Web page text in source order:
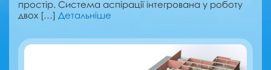
простір. Система аспірації інтегрована у роботу
двох […] Детальніше